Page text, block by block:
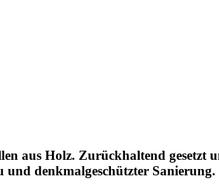
aus Holz. Zurückhaltend gesetzt
und denkmalgeschützter Sanierung.